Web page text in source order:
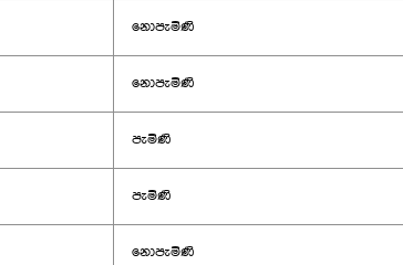
නොපැමිණි
නොපැමිණි
පැමිණි
පැමිණි
නොපැමිණි